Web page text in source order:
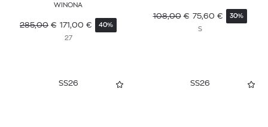
WINONA
285,00 € 171,00 € 40%
27
108,00 € 75,60 € 30%
S
SS26 SS26